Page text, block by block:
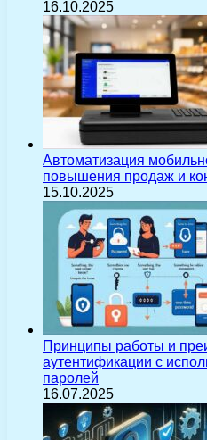
16.10.2025
Автоматизация
повышения продаж и
15.10.2025
Принципы работы и
аутентификации с
паролей
16.07.2025